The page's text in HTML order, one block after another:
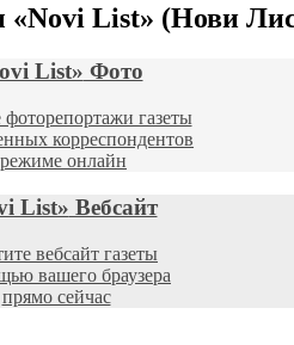
«Novi List» (Нови
List» Фото
газеты
корреспондентов
онлайн
List» Вебсайт
вебсайт газеты
вашего браузера
прямо сейчас